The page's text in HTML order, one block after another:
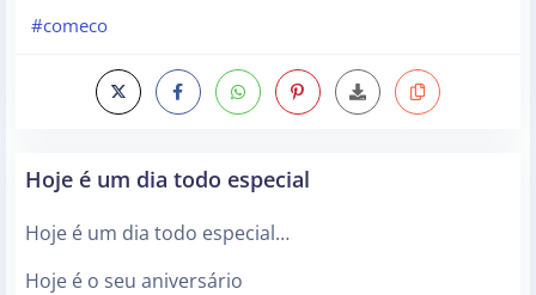
#comeco
Hoje é um dia todo especial
Hoje é um dia todo especial…
Hoje é o seu aniversário